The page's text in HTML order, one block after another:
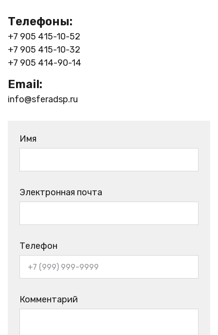
Телефоны:
+7 905 415-10-52
+7 905 415-10-32
+7 905 414-90-14
Email:
info@sferadsp.ru
Имя
Электронная почта
Телефон
Комментарий